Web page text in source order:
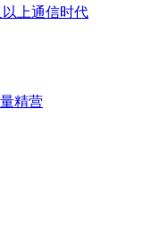
以上通信时代
精营